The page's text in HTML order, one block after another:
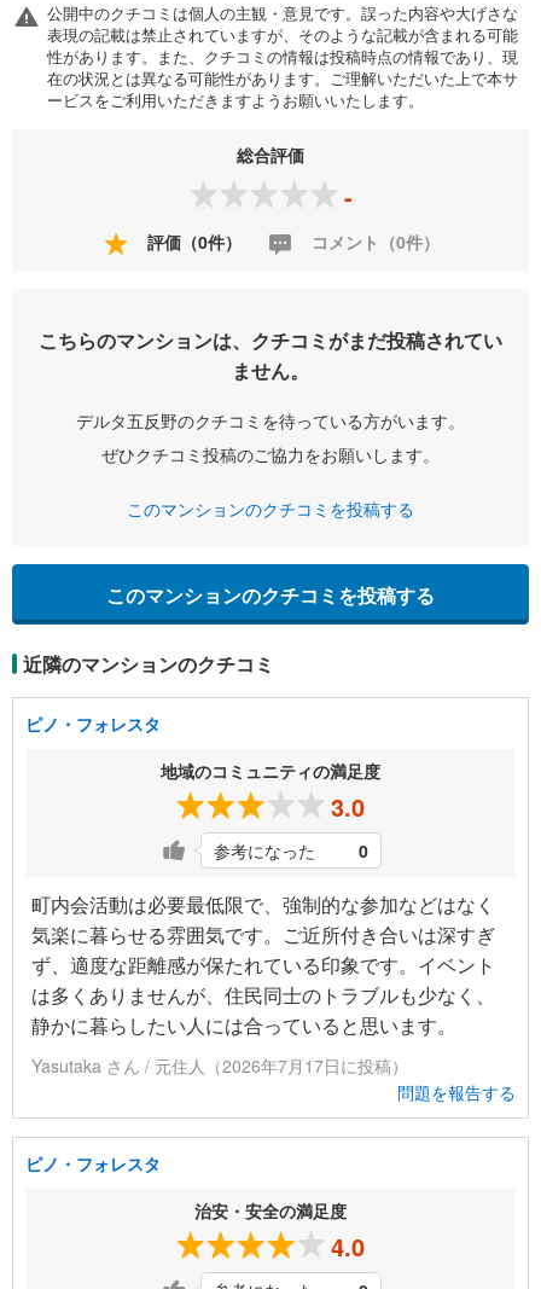
公開中のクチコミは個人の主観・意見です。誤った内容や大げさな
表現の記載は禁止されていますが、そのような記載が含まれる可能
性があります。また、クチコミの情報は投稿時点の情報であり、現
在の状況とは異なる可能性があります。ご理解いただいた上で本サ
ービスをご利用いただきますようお願いいたします。
総合評価
-
評価（0件） コメント（0件）
こちらのマンションは、クチコミがまだ投稿されてい
ません。
デルタ五反野のクチコミを待っている方がいます。
ぜひクチコミ投稿のご協力をお願いします。
このマンションのクチコミを投稿する
このマンションのクチコミを投稿する
近隣のマンションのクチコミ
ピノ・フォレスタ
地域のコミュニティの満足度
3.0
参考になった 0
町内会活動は必要最低限で、強制的な参加などはなく
気楽に暮らせる雰囲気です。ご近所付き合いは深すぎ
ず、適度な距離感が保たれている印象です。イベント
は多くありませんが、住民同士のトラブルも少なく、
静かに暮らしたい人には合っていると思います。
Yasutaka さん / 元住人（2026年7月17日に投稿）
問題を報告する
ピノ・フォレスタ
治安・安全の満足度
4.0